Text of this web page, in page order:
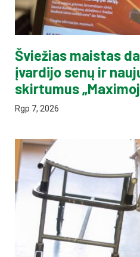
Šviežias maistas
įvardijo senų ir
skirtumus
Rgp 7, 2026